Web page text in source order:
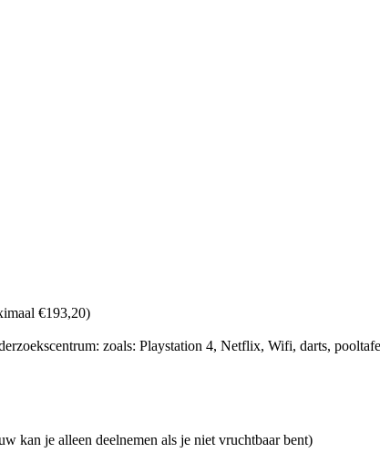
€193,20)
zoals: Playstation 4, Netflix, Wifi, darts,
kan je alleen deelnemen als je niet vruchtbaar bent)